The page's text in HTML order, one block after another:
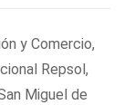
y Comercio,
Repsol,
Miguel de